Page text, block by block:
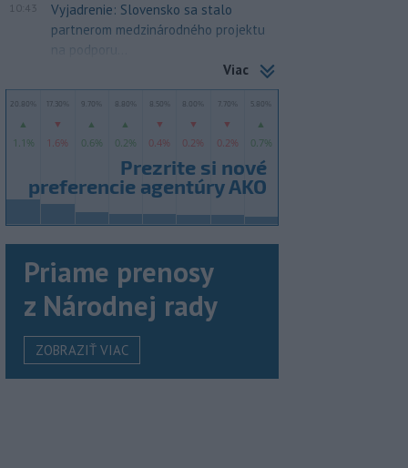
10:43
Vyjadrenie: Slovensko sa stalo
partnerom medzinárodného projektu
na podporu...
Viac
Priame prenosy
z Národnej rady
ZOBRAZIŤ VIAC